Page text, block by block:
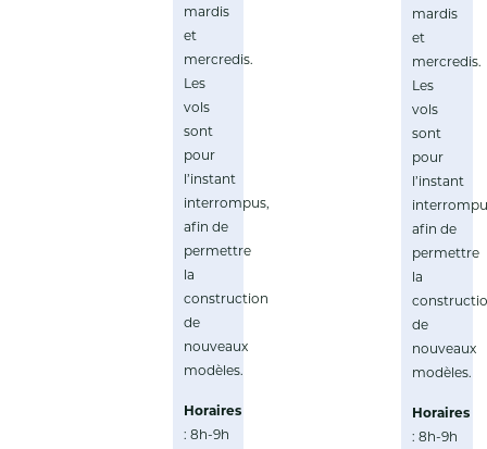
mardis
et
mercredis.
Les
vols
sont
pour
l’instant
interrompus,
afin de
permettre
la
construction
de
nouveaux
modèles.
Horaires
: 8h-9h
mardis
et
mercredis.
Les
vols
sont
pour
l’instant
afin de
permettre
la
de
nouveaux
modèles.
Horaires
: 8h-9h